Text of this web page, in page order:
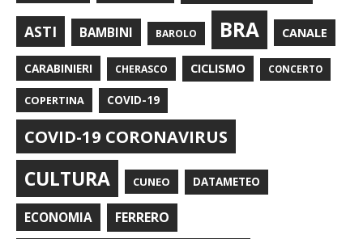
ASTI BAMBINI BAROLO BRA CANALE
CARABINIERI CHERASCO CICLISMO CONCERTO
COPERTINA COVID-19
COVID-19 CORONAVIRUS
CULTURA CUNEO DATAMETEO
ECONOMIA FERRERO